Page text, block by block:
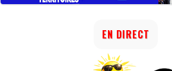
EN DIRECT